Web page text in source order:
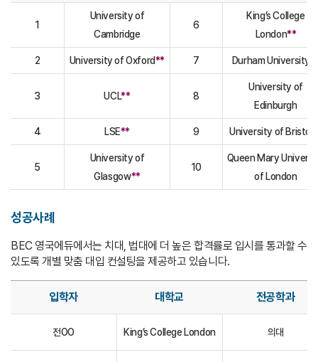
1
University of
Cambridge
6
King’s College
London**
2 University of Oxford** 7 Durham University
3 UCL** 8
University of
Edinburgh
4 LSE** 9 University of Bristol
5
University of
Glasgow**
10
Queen Mary
of London
성공사례
BEC 영국에듀에서는 치대, 법대에 더 높은 합격률로 입시를 통과할 수
있도록 개별 맞춤 대입 컨설팅을 제공하고 있습니다.
입학자 대학교 전공학과
전OO King’s College London 의대